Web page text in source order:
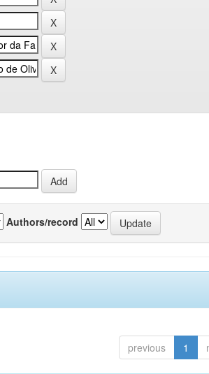
Authors/record
previous 1